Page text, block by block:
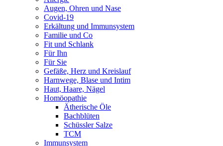
Augen, Ohren und Nase
Covid-19
Erkältung und Immunsystem
Familie und Co
Fit und Schlank
Für Ihn
Für Sie
Gefäße, Herz und Kreislauf
Harnwege, Blase und Intim
Haut, Haare, Nägel
Homöopathie
Ätherische Öle
Bachblüten
Schüssler Salze
TCM
Immunsystem